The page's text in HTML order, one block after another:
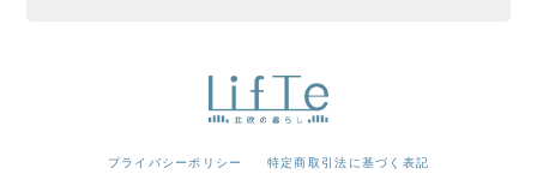
プライバシーポリシー 特定商取引法に基づく表記